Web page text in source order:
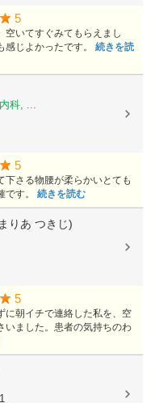
5
空いてすぐみてもらえまし
感じよかったです。 続きを読
科, ...
5
下さる物腰が柔らかいとても
です。 続きを読む
りあ つきじ)
5
に朝イチで連絡した私を、空
いました。患者の気持ちのわ